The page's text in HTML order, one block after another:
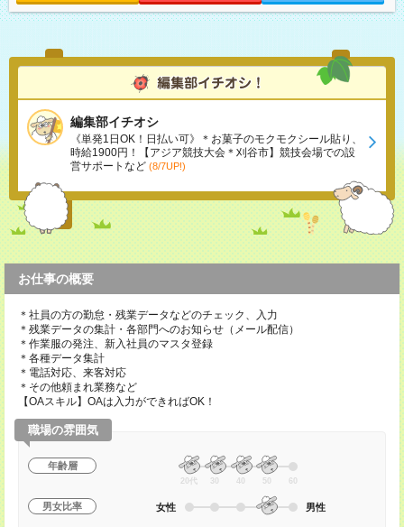
編集部イチオシ
《単発1日OK！日払い可》＊お菓子のモクモクシール貼り、
時給1900円！【アジア競技大会＊刈谷市】競技会場での設
営サポートなど (8/7UP!)
お仕事の概要
＊社員の方の勤怠・残業データなどのチェック、入力
＊残業データの集計・各部門へのお知らせ（メール配信）
＊作業服の発注、新入社員のマスタ登録
＊各種データ集計
＊電話対応、来客対応
＊その他頼まれ業務など
【OAスキル】OAは入力ができればOK！
職場の雰囲気
年齢層
20代 30 40 50 60
男女比率 女性 男性